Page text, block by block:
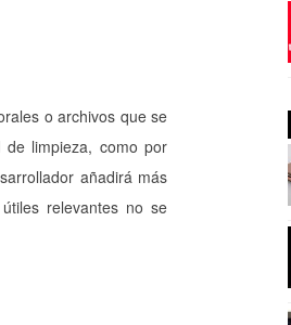
o archivos que se
de limpieza, como por
añadirá más
relevantes no se